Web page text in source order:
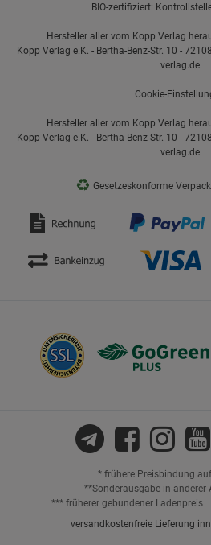
BIO-zertifiziert:
Hersteller aller vom Kopp Verlag
Kopp Verlag e.K. - Bertha-Benz-Str. 10 -
verlag.de
Cookie-
Hersteller aller vom Kopp Verlag
Kopp Verlag e.K. - Bertha-Benz-Str. 10 -
verlag.de
♻ Gesetzeskonforme
* frühere Preisbindung
**Sonderausgabe in anderer
*** früherer gebundener Ladenpreis
versandkostenfreie Lieferung